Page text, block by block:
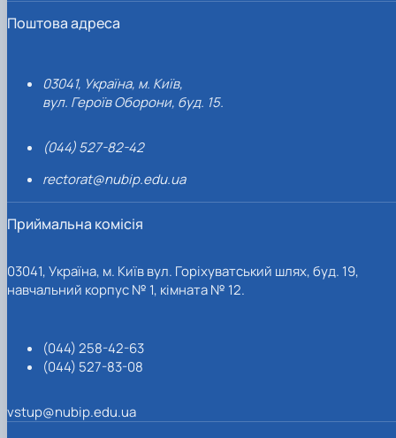
Поштова адреса
03041, Україна, м. Київ,
вул. Героїв Оборони, буд. 15.
(044) 527-82-42
rectorat@nubip.edu.ua
Приймальна комісія
03041, Україна, м. Київ вул. Горіхуватський шлях, буд. 19,
навчальний корпус № 1, кімната № 12.
(044) 258-42-63
(044) 527-83-08
vstup@nubip.edu.ua